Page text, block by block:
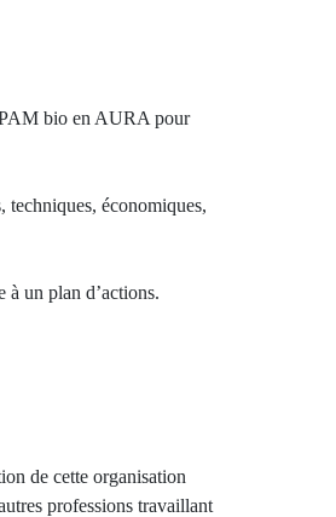
bio en AURA pour
techniques, économiques,
à un plan d’actions.
de cette organisation
professions travaillant